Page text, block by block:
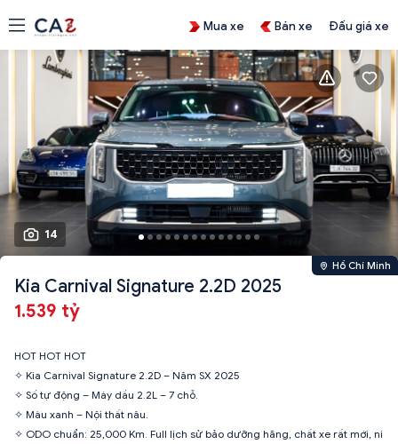
Mua xe Bán xe Đấu giá xe
14
Hồ Chí Minh
Kia Carnival Signature 2.2D 2025
1.539 tỷ
HOT HOT HOT
✧ Kia Carnival Signature 2.2D – Năm SX 2025
✧ Số tự động – Máy dầu 2.2L – 7 chỗ.
✧ Màu xanh – Nội thất nâu.
✧ ODO chuẩn: 25,000 Km. Full lịch sử bảo dưỡng hãng, chất xe rất mới, ni